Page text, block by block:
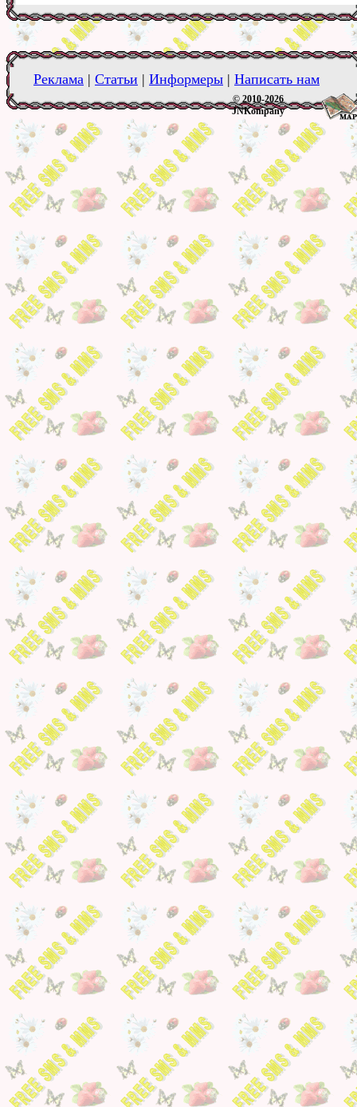
Реклама | Статьи | Информеры | Написать нам
© 2010-2026
JNKompany